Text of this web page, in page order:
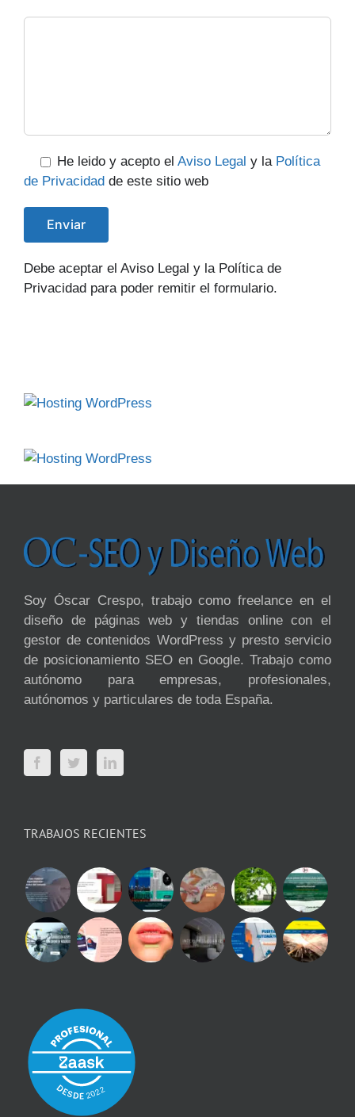
He leido y acepto el Aviso Legal y la Política
de Privacidad de este sitio web
Debe aceptar el Aviso Legal y la Política de
Privacidad para poder remitir el formulario.
Soy Óscar Crespo, trabajo como freelance en el
diseño de páginas web y tiendas online con el
gestor de contenidos WordPress y presto servicio
de posicionamiento SEO en Google. Trabajo como
autónomo para empresas, profesionales,
autónomos y particulares de toda España.
TRABAJOS RECIENTES